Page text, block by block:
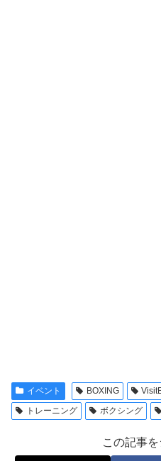
イベント BOXING
トレーニング
ボクシング
この記事